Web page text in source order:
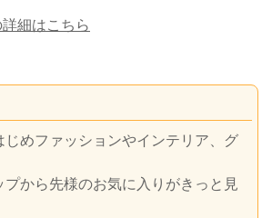
細はこちら
じめファッションやインテリア、グ
プから先様のお気に入りがきっと見